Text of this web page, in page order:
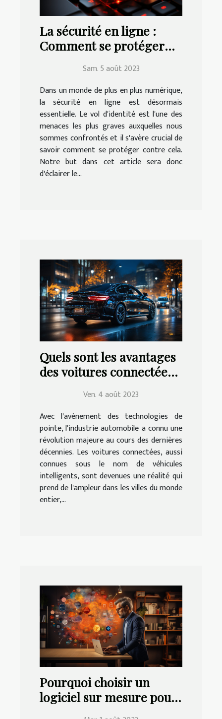
La sécurité en ligne :
Comment se protéger
Sam. 5 août 2023
Dans un monde de plus en plus numérique,
la sécurité en ligne est désormais
essentielle. Le vol d'identité est l'une des
menaces les plus graves auxquelles nous
sommes confrontés et il s'avère crucial de
savoir comment se protéger contre cela.
Notre but dans cet article sera donc
d'éclairer le...
Quels sont les avantages
des voitures connectées
Ven. 4 août 2023
Avec l'avènement des technologies de
pointe, l'industrie automobile a connu une
révolution majeure au cours des dernières
décennies. Les voitures connectées, aussi
connues sous le nom de véhicules
intelligents, sont devenues une réalité qui
prend de l'ampleur dans les villes du monde
entier,...
Pourquoi choisir un
logiciel sur mesure pour